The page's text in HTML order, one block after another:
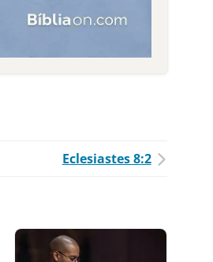
Eclesiastes 8:2